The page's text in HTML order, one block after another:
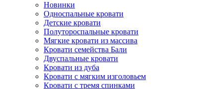
Новинки
Односпальные кровати
Детские кровати
Полутороспальные кровати
Мягкие кровати из массива
Кровати семейства Бали
Двуспальные кровати
Кровати из дуба
Кровати с мягким изголовьем
Кровати с тремя спинками